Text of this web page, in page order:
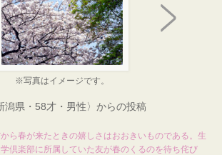
※写真はイメージです。
潟県・58才・男性〉からの投稿
ら春が来たときの嬉しさはおおきいものである。生
倶楽部に所属していた友が春のくるのを待ち侘び